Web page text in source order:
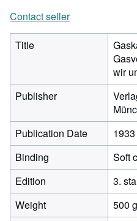
Contact seller
Title
wir
Publisher
Publication Date
1933
Binding
Soft
Edition
3.
Weight
500